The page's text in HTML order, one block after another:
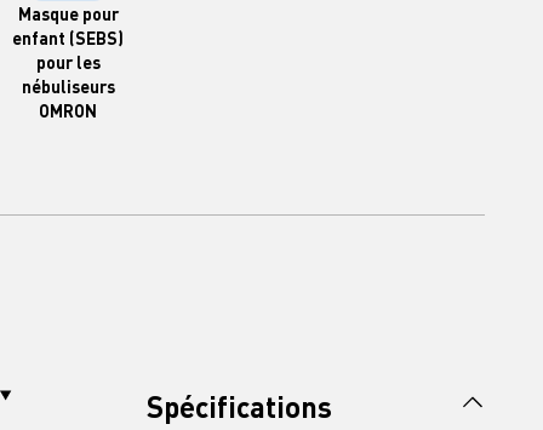
Masque pour
enfant (SEBS)
pour les
nébuliseurs
OMRON
Spécifications